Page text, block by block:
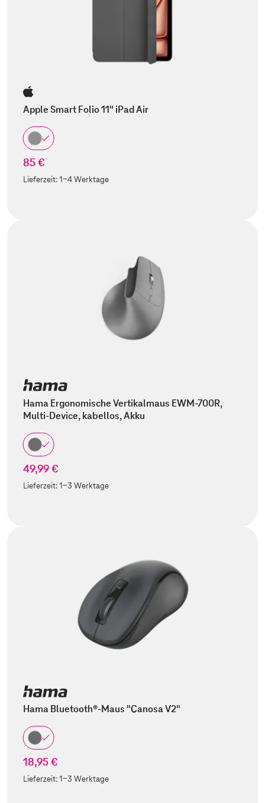
Apple Smart Folio 11" iPad Air
85 €
Lieferzeit:1-4 Werktage
Hama Ergonomische Vertikalmaus EWM-700R,
Multi-Device, kabellos, Akku
49,99 €
Lieferzeit:1-3 Werktage
Hama Bluetooth®-Maus "Canosa V2"
18,95 €
Lieferzeit:1-3 Werktage